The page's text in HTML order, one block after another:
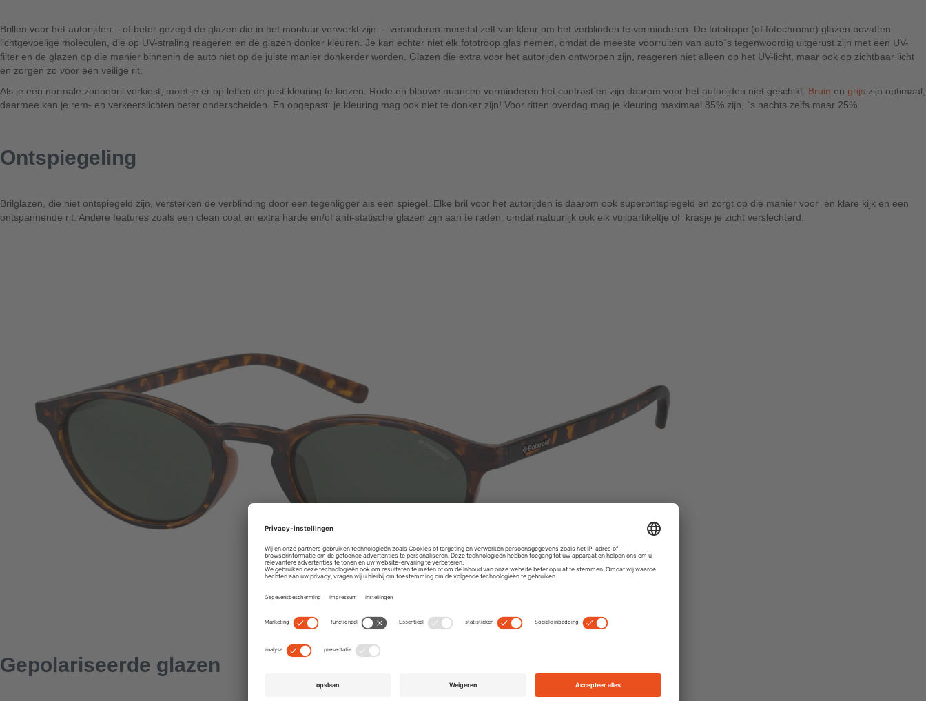
Brillen voor het autorijden – of beter gezegd de glazen die in het montuur verwerkt zijn – veranderen meestal zelf van kleur om het verblinden te verminderen. De fototrope (of fotochrome) glazen bevatten
lichtgevoelige moleculen, die op UV-straling reageren en de glazen donker kleuren. Je kan echter niet elk fototroop glas nemen, omdat de meeste voorruiten van auto`s tegenwoordig uitgerust zijn met een UV-
filter en de glazen op die manier binnenin de auto niet op de juiste manier donkerder worden. Glazen die extra voor het autorijden ontworpen zijn, reageren niet alleen op het UV-licht, maar ook op zichtbaar licht
en zorgen zo voor een veilige rit.
Als je een normale zonnebril verkiest, moet je er op letten de juist kleuring te kiezen. Rode en blauwe nuancen verminderen het contrast en zijn daarom voor het autorijden niet geschikt. Bruin en grijs zijn optimaal,
daarmee kan je rem- en verkeerslichten beter onderscheiden. En opgepast: je kleuring mag ook niet te donker zijn! Voor ritten overdag mag je kleuring maximaal 85% zijn, `s nachts zelfs maar 25%.
Ontspiegeling
Brilglazen, die niet ontspiegeld zijn, versterken de verblinding door een tegenligger als een spiegel. Elke bril voor het autorijden is daarom ook superontspiegeld en zorgt op die manier voor en klare kijk en een
ontspannende rit. Andere features zoals een clean coat en extra harde en/of anti-statische glazen zijn aan te raden, omdat natuurlijk ook elk vuilpartikeltje of krasje je zicht verslechterd.
Gepolariseerde glazen